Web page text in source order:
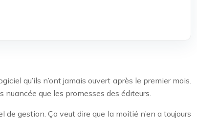
qu’ils n’ont jamais ouvert après le premier mois.
que les promesses des éditeurs.
gestion. Ça veut dire que la moitié n’en a toujours